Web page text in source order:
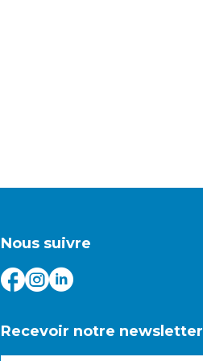
Nous suivre
Recevoir notre newsletter